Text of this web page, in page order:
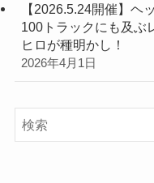
【2026.5.24開催】ヘ
100トラックにも及ぶ
ヒロが種明かし！
2026年4月1日